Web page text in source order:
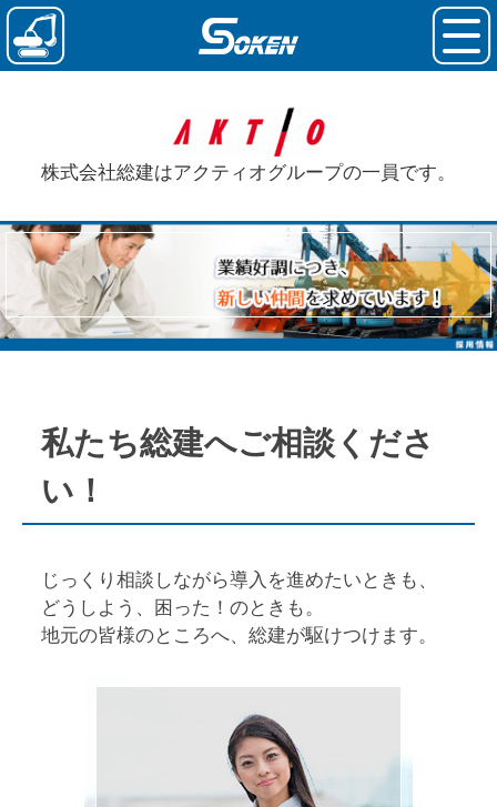
株式会社総建はアクティオグループの一員です。
私たち総建へご相談くださ
い！
じっくり相談しながら導入を進めたいときも、
どうしよう、困った！のときも。
地元の皆様のところへ、総建が駆けつけます。